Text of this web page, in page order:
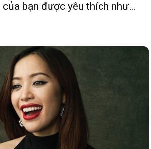
bạn được yêu thích như…